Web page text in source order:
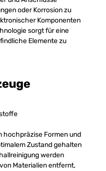
oder Korrosion zu
Komponenten
sorgt für eine
Elemente zu
Formen und
Zustand gehalten
werden
Materialien entfernt,